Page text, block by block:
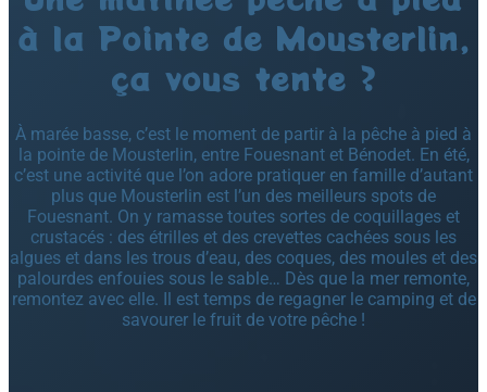
à la Pointe de Mousterlin,
ça vous tente ?
À marée basse, c’est le moment de partir à la pêche à pied à
la pointe de Mousterlin, entre Fouesnant et Bénodet. En été,
c’est une activité que l’on adore pratiquer en famille d’autant
plus que Mousterlin est l’un des meilleurs spots de
Fouesnant. On y ramasse toutes sortes de coquillages et
crustacés : des étrilles et des crevettes cachées sous les
algues et dans les trous d’eau, des coques, des moules et des
palourdes enfouies sous le sable… Dès que la mer remonte,
remontez avec elle. Il est temps de regagner le camping et de
savourer le fruit de votre pêche !